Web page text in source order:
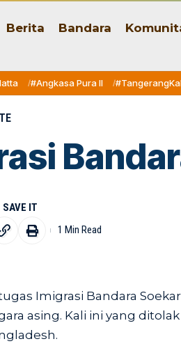
Berita Bandara
#Angkasa Pura II
1 Min Read
Imigrasi Bandara
asing. Kali ini yang